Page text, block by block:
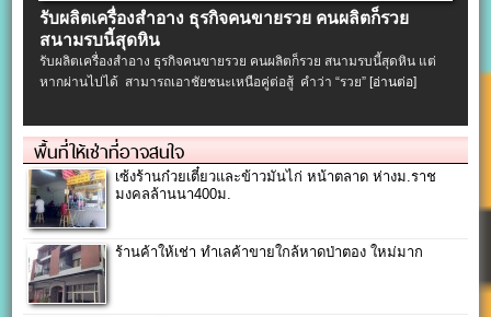
รับผลิตเครื่องสําอาง ธุรกิจคนขายรวย คนผลิตก็รวย
สนามรบนี้สุดหิน
รับผลิตเครื่องสําอาง ธุรกิจคนขายรวย คนผลิตก็รวย สนามรบนี้สุดหิน แต่
หากผ่านไปได้ สามารถเอาชัยชนะเหนือคู่ต่อสู้ คำว่า “รวย” [อ่านต่อ]
พื้นที่ให้เช่าที่อาจสนใจ
เซ้งร้านก๋วยเตี๋ยวและข้าวมันไก่ หน้าตลาด ห่างม.ราช
มงคลล้านนา400ม.
ร้านค้าให้เช่า ทำเลค้าขายใกล้หาดป่าตอง ใหม่มาก